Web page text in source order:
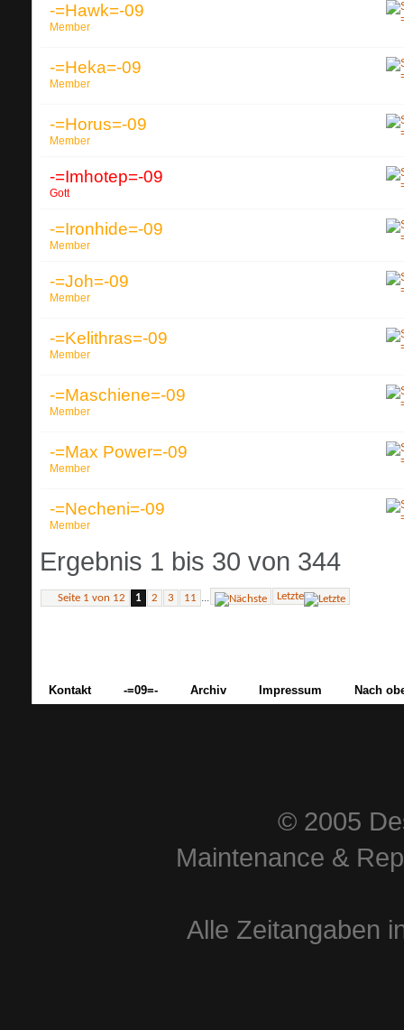
-=Hawk=-09
Member
-=Heka=-09
Member
-=Horus=-09
Member
-=Imhotep=-09
Gott
-=Ironhide=-09
Member
-=Joh=-09
Member
-=Kelithras=-09
Member
-=Maschiene=-09
Member
-=Max Power=-09
Member
-=Necheni=-09
Member
Ergebnis 1 bis 30 von 344
Seite 1 von 12 1 2 3 11 ... Letzte
Kontakt -=09=- Archiv Impressum Nach
© 2005
Maintenance &
Alle Zeitangaben